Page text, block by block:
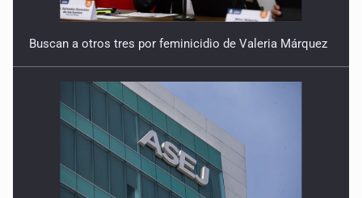
Buscan a otros tres por feminicidio de Valeria Márquez